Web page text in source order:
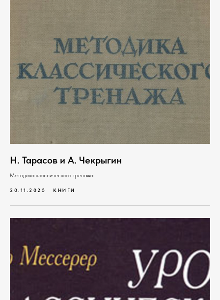
Н. Тарасов и А. Чекрыгин
Методика классического тренажа
20.11.2025 КНИГИ